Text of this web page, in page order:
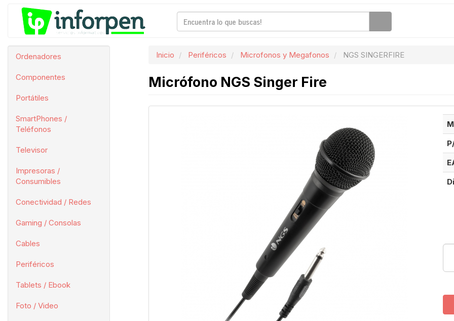
Ordenadores
Componentes
Portátiles
SmartPhones /
Teléfonos
Televisor
Impresoras /
Consumibles
Conectividad / Redes
Gaming / Consolas
Cables
Periféricos
Tablets / Ebook
Foto / Video
Inicio Periféricos Microfonos y Megafonos NGS SINGERFIRE
Micrófono NGS Singer Fire